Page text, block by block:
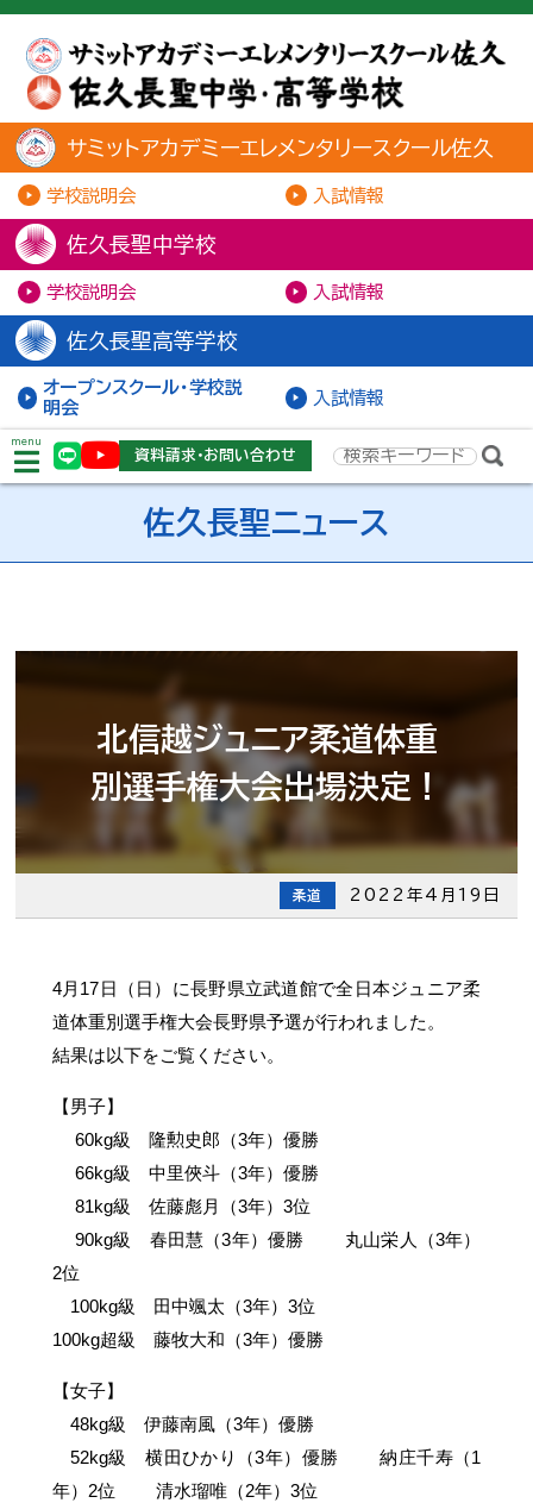
サミットアカデミーエレメンタリースクール佐久
学校説明会 入試情報
佐久長聖中学校
学校説明会 入試情報
佐久長聖高等学校
オープンスクール・学校説
明会
入試情報
menu
資料請求・お問い合わせ
佐久長聖ニュース
北信越ジュニア柔道体重
別選手権大会出場決定！
柔道 2022年4月19日
4月17日（日）に長野県立武道館で全日本ジュニア柔
道体重別選手権大会長野県予選が行われました。
結果は以下をご覧ください。
【男子】
60kg級 隆勲史郎（3年）優勝
66kg級 中里俠斗（3年）優勝
81kg級 佐藤彪月（3年）3位
90kg級 春田慧（3年）優勝 丸山栄人（3年）
2位
100kg級 田中颯太（3年）3位
100kg超級 藤牧大和（3年）優勝
【女子】
48kg級 伊藤南風（3年）優勝
52kg級 横田ひかり（3年）優勝 納庄千寿（1
年）2位 清水瑠唯（2年）3位